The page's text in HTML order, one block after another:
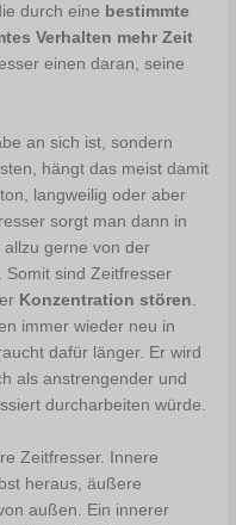
durch eine bestimmte
Verhalten mehr Zeit
einen daran, seine
an sich ist, sondern
hängt das meist damit
langweilig oder aber
sorgt man dann in
gerne von der
Somit sind Zeitfresser
Konzentration stören
immer wieder neu in
dafür länger. Er wird
als anstrengender und
durcharbeiten würde.
Zeitfresser. Innere
heraus, äußere
außen. Ein innerer